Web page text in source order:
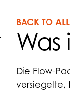
BACK TO
Was
Die Flow-
versiegelte,